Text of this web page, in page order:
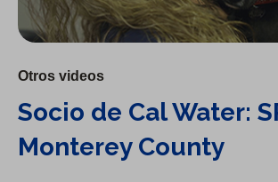
Otros videos
Socio de Cal Water:
Monterey County